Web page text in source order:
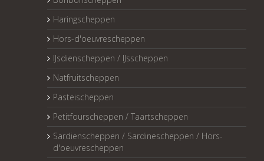
Haringscheppen
Hors-d'oeuvrescheppen
IJsdienscheppen / IJsscheppen
Natfruitscheppen
Pasteischeppen
Petitfourscheppen / Taartscheppen
Sardienscheppen / Sardinescheppen / Hors-
d'oeuvrescheppen